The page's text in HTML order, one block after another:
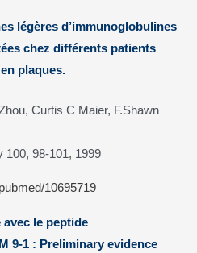
légères d’immunoglobulines
chez différents patients
plaques.
Curtis C Maier, F.Shawn
100, 98-101, 1999
10695719
le peptide
9-1 : Preliminary evidence